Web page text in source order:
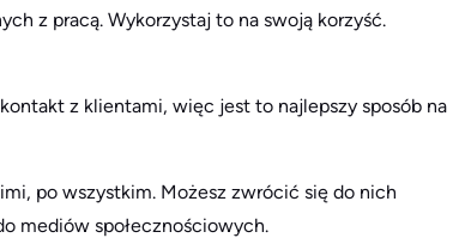
z pracą. Wykorzystaj to na swoją korzyść.
z klientami, więc jest to najlepszy sposób na
po wszystkim. Możesz zwrócić się do nich
mediów społecznościowych.